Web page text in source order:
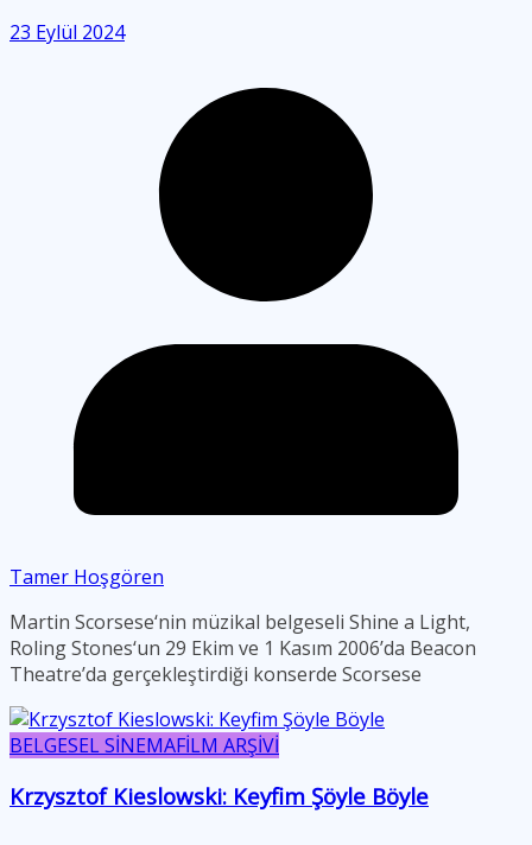
23 Eylül 2024
Tamer Hoşgören
Martin Scorsese‘nin müzikal belgeseli Shine a Light,
Roling Stones‘un 29 Ekim ve 1 Kasım 2006’da Beacon
Theatre’da gerçekleştirdiği konserde Scorsese
BELGESEL SİNEMAFİLM ARŞİVİ
Krzysztof Kieslowski: Keyfim Şöyle Böyle